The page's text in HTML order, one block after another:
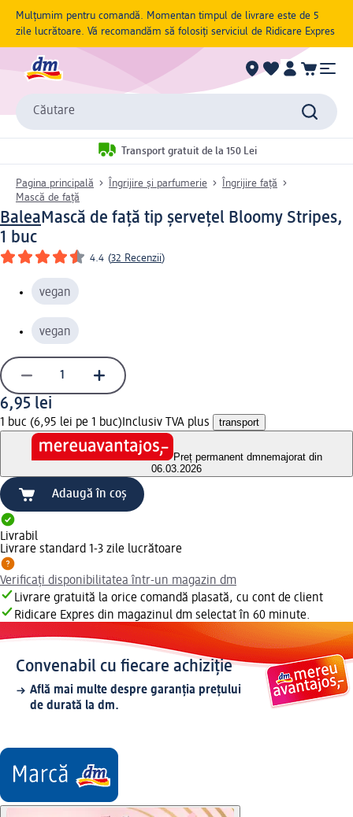
Mulțumim pentru comandă. Momentan timpul de livrare este de 5
zile lucrătoare. Vă recomandăm să folosiți serviciul de Ridicare Expres
Căutare
Transport gratuit de la 150 Lei
Pagina principală Îngrijire și parfumerie
Îngrijire față
Mască de față
BaleaMască de față tip șervețel Bloomy Stripes,
1 buc
4.4 (32 Recenzii)
vegan
vegan
6,95 lei
1 buc (6,95 lei pe 1 buc) Inclusiv TVA plus transport
Preț permanent dmnemajorat din
06.03.2026
Adaugă în coș
Livrabil
Livrare standard 1-3 zile lucrătoare
Verificați disponibilitatea într-un magazin dm
Livrare gratuită la orice comandă plasată, cu cont de client
Ridicare Expres din magazinul dm selectat în 60 minute.
Convenabil cu fiecare achiziție
Află mai multe despre garanția prețului
de durată la dm.